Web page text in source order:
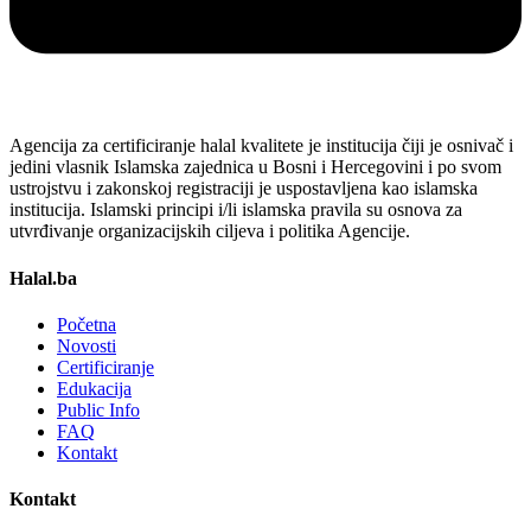
Agencija za certificiranje halal kvalitete je institucija čiji je osnivač i
jedini vlasnik Islamska zajednica u Bosni i Hercegovini i po svom
ustrojstvu i zakonskoj registraciji je uspostavljena kao islamska
institucija. Islamski principi i/li islamska pravila su osnova za
utvrđivanje organizacijskih ciljeva i politika Agencije.
Halal.ba
Početna
Novosti
Certificiranje
Edukacija
Public Info
FAQ
Kontakt
Kontakt